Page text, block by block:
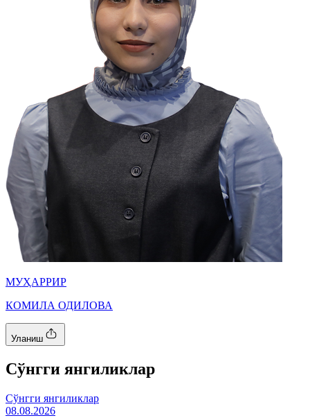
МУҲАРРИР
КОМИЛА ОДИЛОВА
Уланиш
Cўнгги янгиликлар
Cўнгги янгиликлар
08.08.2026